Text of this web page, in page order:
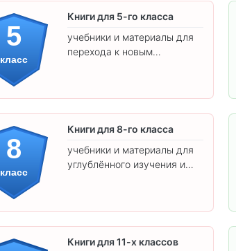
5
класс
Книги для 5-го класса
учебники и материалы для
перехода к новым
8
класс
Книги для 8-го класса
учебники и материалы для
углублённого изучения и
Книги для 11-х классов